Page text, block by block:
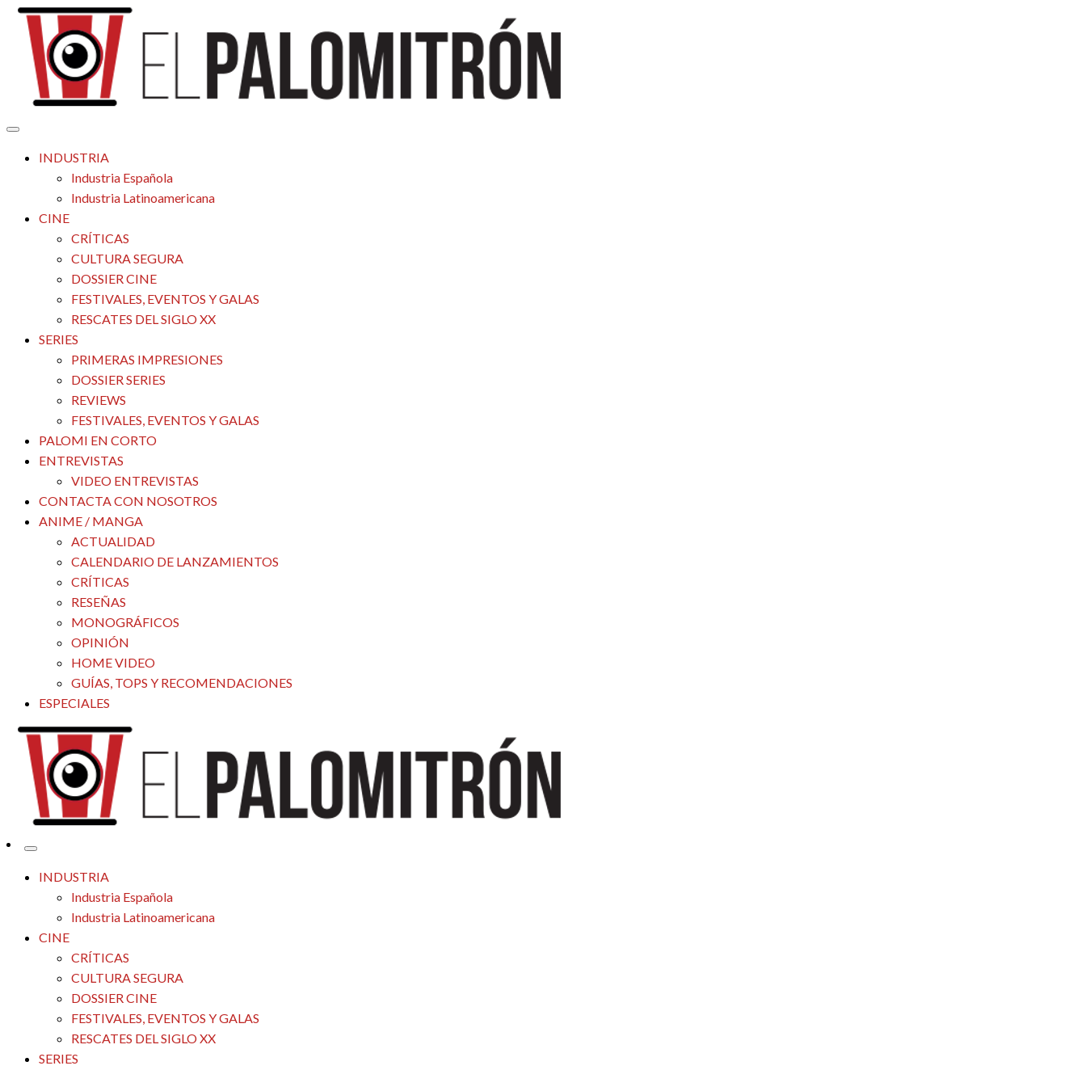
Saltar
contenido
El Palomitrón
Tu espacio de la industria de cine española y latinoamericana
INDUSTRIA
Industria Española
Industria Latinoamericana
CINE
CRÍTICAS
CULTURA SEGURA
DOSSIER CINE
FESTIVALES, EVENTOS Y GALAS
RESCATES DEL SIGLO XX
SERIES
PRIMERAS IMPRESIONES
DOSSIER SERIES
REVIEWS
FESTIVALES, EVENTOS Y GALAS
PALOMI EN CORTO
ENTREVISTAS
VIDEO ENTREVISTAS
CONTACTA CON NOSOTROS
ANIME / MANGA
ACTUALIDAD
CALENDARIO DE LANZAMIENTOS
CRÍTICAS
RESEÑAS
MONOGRÁFICOS
OPINIÓN
HOME VIDEO
GUÍAS, TOPS Y RECOMENDACIONES
ESPECIALES
El Palomitrón
Tu espacio de la industria de cine española y latinoamericana
INDUSTRIA
Industria Española
Industria Latinoamericana
CINE
CRÍTICAS
CULTURA SEGURA
DOSSIER CINE
FESTIVALES, EVENTOS Y GALAS
RESCATES DEL SIGLO XX
SERIES